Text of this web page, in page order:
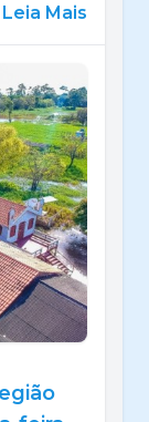
Leia Mais